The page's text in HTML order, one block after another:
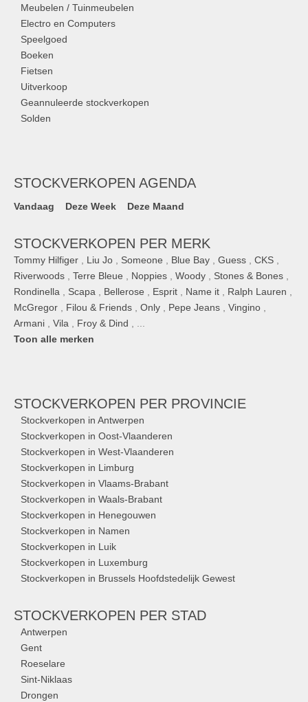
Meubelen / Tuinmeubelen
Electro en Computers
Speelgoed
Boeken
Fietsen
Uitverkoop
Geannuleerde stockverkopen
Solden
STOCKVERKOPEN AGENDA
Vandaag Deze Week Deze Maand
STOCKVERKOPEN PER MERK
Tommy Hilfiger Liu Jo Someone Blue Bay Guess CKS
Riverwoods
Terre Bleue Noppies Woody Stones & Bones
Rondinella
Scapa Bellerose Esprit Name it Ralph Lauren
McGregor
Filou & Friends Only Pepe Jeans Vingino
Armani
Vila Froy & Dind
Toon alle merken
STOCKVERKOPEN PER PROVINCIE
Stockverkopen in Antwerpen
Stockverkopen in Oost-Vlaanderen
Stockverkopen in West-Vlaanderen
Stockverkopen in Limburg
Stockverkopen in Vlaams-Brabant
Stockverkopen in Waals-Brabant
Stockverkopen in Henegouwen
Stockverkopen in Namen
Stockverkopen in Luik
Stockverkopen in Luxemburg
Stockverkopen in Brussels Hoofdstedelijk Gewest
STOCKVERKOPEN PER STAD
Antwerpen
Gent
Roeselare
Sint-Niklaas
Drongen